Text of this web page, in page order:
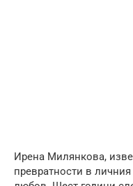
Ирена Милянкова,
превратности в